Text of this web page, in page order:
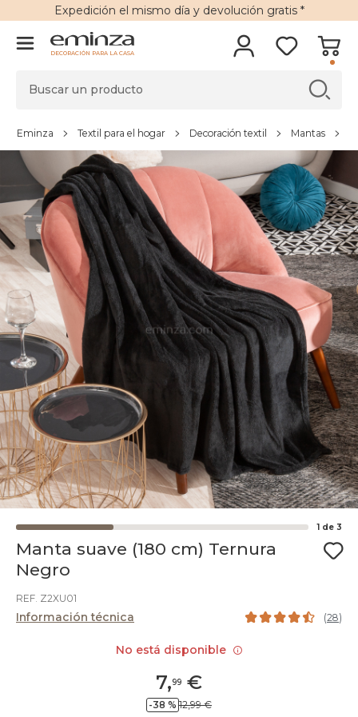
Expedición el mismo día y devolución gratis*
DECORACIÓN PARA LA CASA
Eminza Textil para el hogar Decoración textil Mantas
1 de 3
Manta suave (180 cm) Ternura
Negro
REF. Z2XU01
Información técnica (28)
7,99 €
-38 % 12,99 €